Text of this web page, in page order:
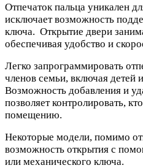
Отпечаток пальца уникален
исключает возможность
ключа. Открытие двери
обеспечивая удобство и
Легко запрограммировать
членов семьи, включая детей
Возможность добавления и
позволяет контролировать,
помещению.
Некоторые модели, помимо
возможность открытия с
или механического ключа.